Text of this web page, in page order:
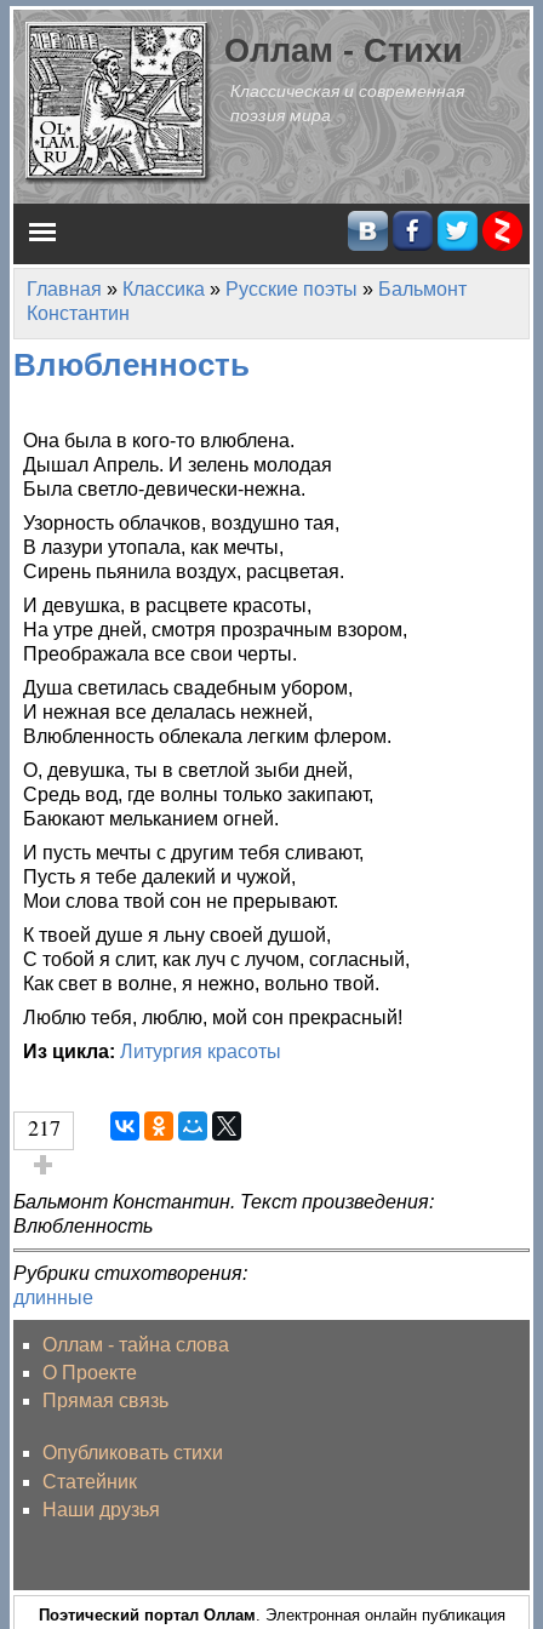
Перейти к основному содержанию
Оллам - Стихи
Классическая и современная
поэзия мира
Главное меню
Вы здесь
Главная » Классика » Русские поэты » Бальмонт
Константин
Влюбленность
Она была в кого-то влюблена.
Дышал Апрель. И зелень молодая
Была светло-девически-нежна.
Узорность облачков, воздушно тая,
В лазури утопала, как мечты,
Сирень пьянила воздух, расцветая.
И девушка, в расцвете красоты,
На утре дней, смотря прозрачным взором,
Преображала все свои черты.
Душа светилась свадебным убором,
И нежная все делалась нежней,
Влюбленность облекала легким флером.
О, девушка, ты в светлой зыби дней,
Средь вод, где волны только закипают,
Баюкают мельканием огней.
И пусть мечты с другим тебя сливают,
Пусть я тебе далекий и чужой,
Мои слова твой сон не прерывают.
К твоей душе я льну своей душой,
С тобой я слит, как луч с лучом, согласный,
Как свет в волне, я нежно, вольно твой.
Люблю тебя, люблю, мой сон прекрасный!
Из цикла:Литургия красоты
217
Голос за!
Бальмонт Константин. Текст произведения:
Влюбленность
Рубрики стихотворения:
длинные
Оллам - тайна слова
О Проекте
Прямая связь
Опубликовать стихи
Статейник
Наши друзья
Поэтический портал Оллам. Электронная онлайн публикация